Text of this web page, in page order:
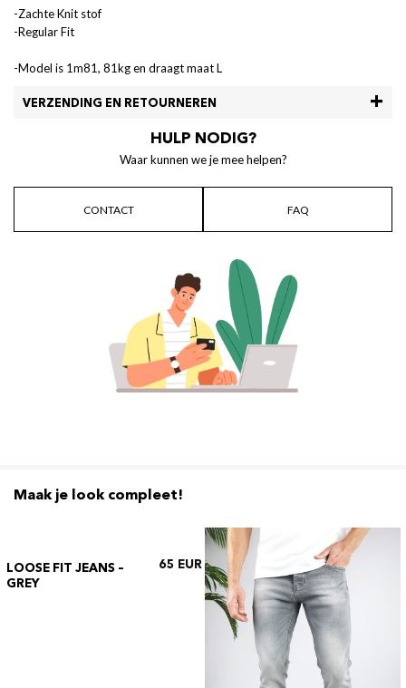
-Zachte Knit stof
-Regular Fit
-Model is 1m81, 81kg en draagt maat L
VERZENDING EN RETOURNEREN
HULP NODIG?
Waar kunnen we je mee helpen?
CONTACT FAQ
Maak je look compleet!
LOOSE FIT JEANS –
GREY
65